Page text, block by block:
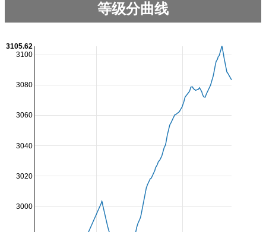
等级分曲线
3000
3020
3040
3060
3080
3100
3105.62